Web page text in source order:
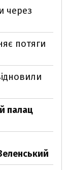
через
потяги
палац